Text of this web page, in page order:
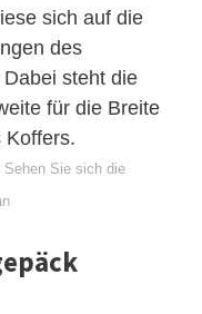
sich auf die
des
steht die
für die Breite
Koffers.
Sehen Sie sich die